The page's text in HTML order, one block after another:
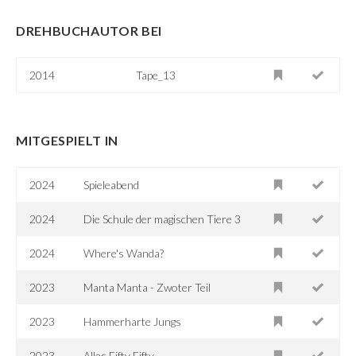
DREHBUCHAUTOR BEI
2014 Tape_13
MITGESPIELT IN
2024 Spieleabend
2024 Die Schule der magischen Tiere 3
2024 Where's Wanda?
2023 Manta Manta - Zwoter Teil
2023 Hammerharte Jungs